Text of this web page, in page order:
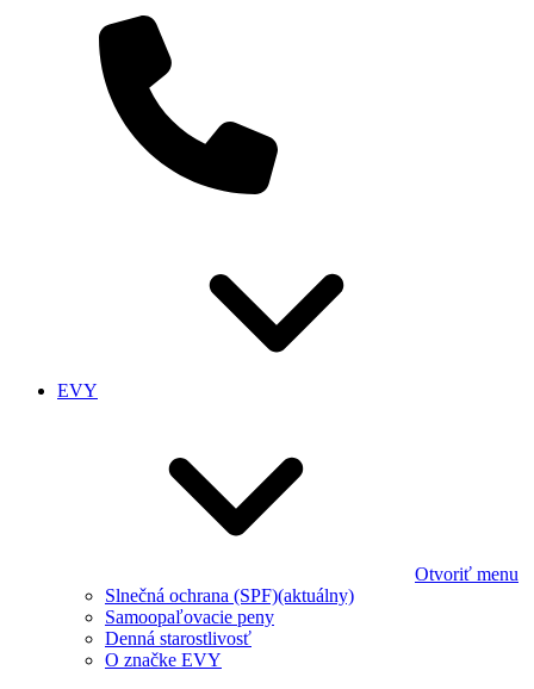
EVY
Otvoriť menu
Slnečná ochrana (SPF)(aktuálny)
Samoopaľovacie peny
Denná starostlivosť
O značke EVY